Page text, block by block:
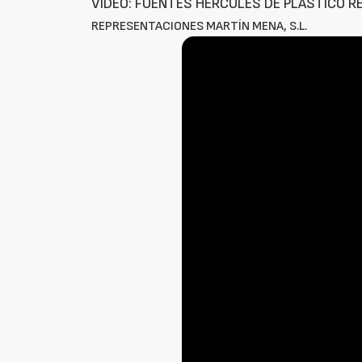
VÍDEO: FUENTES HÉRCULES DE PLÁSTICO
REPRESENTACIONES MARTÍN MENA, S.L.